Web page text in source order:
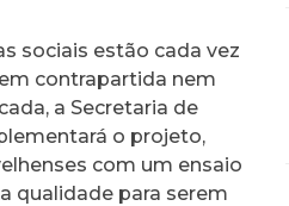
sociais estão cada vez
contrapartida nem
a Secretaria de
o projeto,
com um ensaio
qualidade para serem